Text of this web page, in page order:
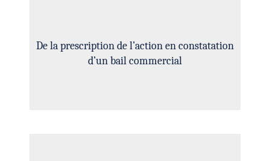
De la prescription de l’action en constatation
d’un bail commercial